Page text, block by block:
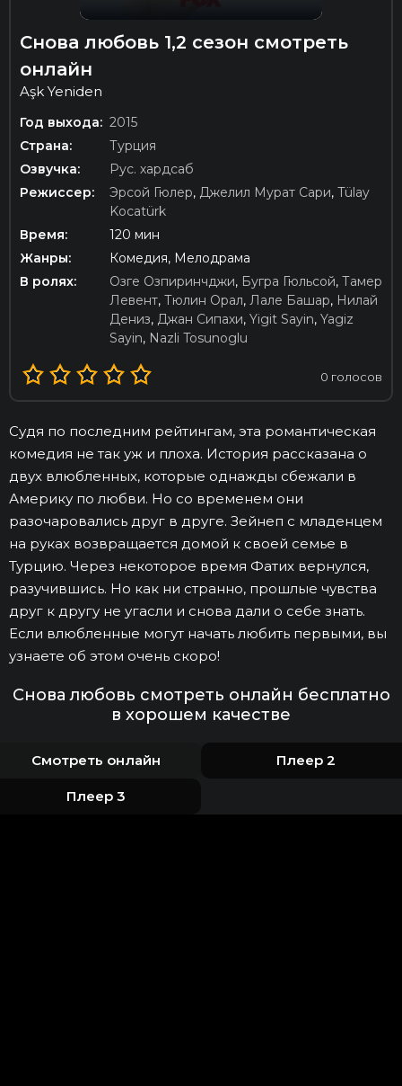
Снова любовь 1,2 сезон смотреть
онлайн
Aşk Yeniden
Год выхода: 2015
Страна:
Турция
Озвучка:
Рус. хардсаб
Режиссер:
Эрсой Гюлер, Джелил Мурат Сари, Tülay
Kocatürk
Время:
120 мин
Жанры:
Комедия, Мелодрама
В ролях:
Озге Озпиринчджи, Бугра Гюльсой, Тамер
Левент, Тюлин Орал, Лале Башар, Нилай
Дениз, Джан Сипахи, Yigit Sayin, Yagiz
Sayin, Nazli Tosunoglu
0 голосов
Судя по последним рейтингам, эта романтическая
комедия не так уж и плоха. История рассказана о
двух влюбленных, которые однажды сбежали в
Америку по любви. Но со временем они
разочаровались друг в друге. Зейнеп с младенцем
на руках возвращается домой к своей семье в
Турцию. Через некоторое время Фатих вернулся,
разучившись. Но как ни странно, прошлые чувства
друг к другу не угасли и снова дали о себе знать.
Если влюбленные могут начать любить первыми, вы
узнаете об этом очень скоро!
Снова любовь смотреть онлайн бесплатно
в хорошем качестве
Смотреть онлайн Плеер 2
Плеер 3